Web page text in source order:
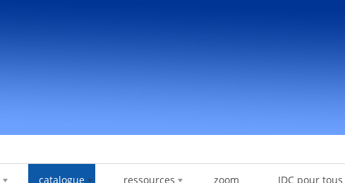
catalogue ressources zoom IDC pour tous